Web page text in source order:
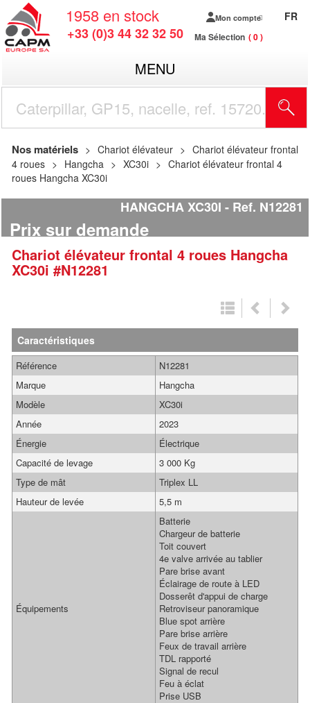
1958 en stock
+33 (0)3 44 32 32 50
Mon compte
Ma Sélection 0
FR
MENU
Nos matériels Chariot élévateur
Chariot élévateur frontal
4 roues
Hangcha XC30i
Chariot élévateur frontal 4
roues Hangcha XC30i
HANGCHA XC30I Ref. N12281
Prix sur demande
Chariot élévateur frontal 4 roues Hangcha
XC30i #N12281
Caractéristiques
Référence
N12281
Marque
Hangcha
Modèle
XC30i
Année
2023
Énergie
Électrique
Capacité de levage
3 000 Kg
Type de mât
Triplex LL
Hauteur de levée
5,5 m
Équipements
Batterie
Chargeur de batterie
Toit couvert
4e valve arrivée au tablier
Pare brise avant
Éclairage de route à LED
Dosserêt d'appui de charge
Retroviseur panoramique
Blue spot arrière
Pare brise arrière
Feux de travail arrière
TDL rapporté
Signal de recul
Feu à éclat
Prise USB